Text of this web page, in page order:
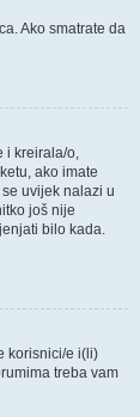
Ako smatrate da
i kreirala/o,
ako imate
uvijek nalazi u
još nije
bilo kada.
korisnici/e i(li)
treba vam